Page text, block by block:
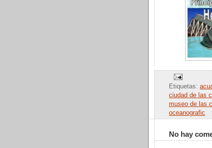
Etiquetas:
ciudad de las
museo de las
oceanografic
No hay